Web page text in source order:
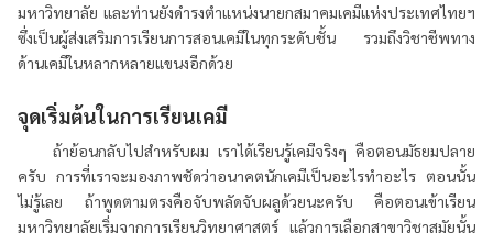
มหาวิทยาลัย และท่านยังดำรงตำแหน่งนายกสมาคมเคมีแห่งประเทศไทยฯ
ซึ่งเป็นผู้ส่งเสริมการเรียนการสอนเคมีในทุกระดับชั้น รวมถึงวิชาชีพทาง
ด้านเคมีในหลากหลายแขนงอีกด้วย
จุดเริ่มต้นในการเรียนเคมี
ถ้าย้อนกลับไปสำหรับผม เราได้เรียนรู้เคมีจริงๆ คือตอนมัธยมปลาย
ครับ การที่เราจะมองภาพชัดว่าอนาคตนักเคมีเป็นอะไรทำอะไร ตอนนั้น
ไม่รู้เลย ถ้าพูดตามตรงคือจับพลัดจับผลูด้วยนะครับ คือตอนเข้าเรียน
มหาวิทยาลัยเริ่มจากการเรียนวิทยาศาสตร์ แล้วการเลือกสาขาวิชาสมัยนั้น